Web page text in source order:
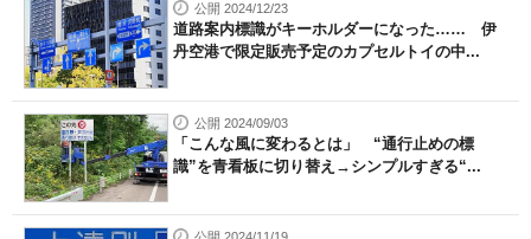
公開 2024/12/23
道路案内標識がキーホルダーになった…… 伊
丹空港で限定販売予定のカプセルトイの中...
公開 2024/09/03
「こんな風に変わるとは」 “通行止めの標
識”を青看板に切り替え→シンプルすぎる“...